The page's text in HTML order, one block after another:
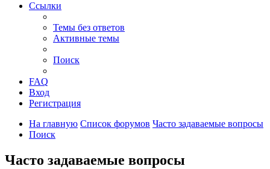
Ссылки
Темы без ответов
Активные темы
Поиск
FAQ
Вход
Регистрация
На главную Список форумов Часто задаваемые вопросы
Поиск
Часто задаваемые вопросы